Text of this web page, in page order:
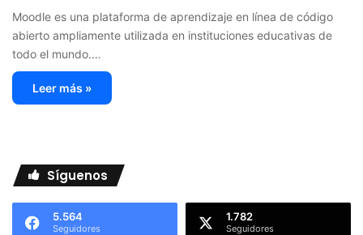
Moodle es una plataforma de aprendizaje en línea de código
abierto ampliamente utilizada en instituciones educativas de
todo el mundo.…
Leer más »
Síguenos
5.564
Seguidores
1.782
Seguidores